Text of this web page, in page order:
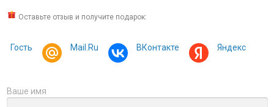
Оставьте отзыв и получите подарок:
Гость Mail.Ru ВКонтакте Яндекс
Ваше имя